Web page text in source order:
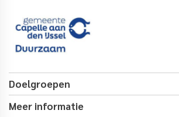
Doelgroepen
Meer informatie